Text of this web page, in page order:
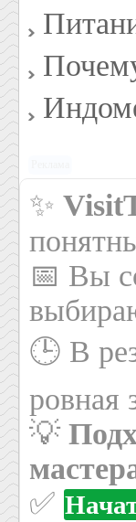
✨
📅 Вы
🕒 В
ровная
💡
✅